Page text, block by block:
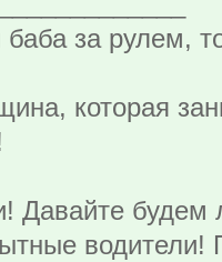
за рулем,
которая
Давайте будем
водители!